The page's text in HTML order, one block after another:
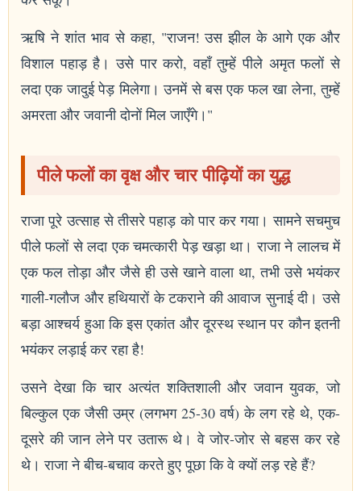
ऋषि ने शांत भाव से कहा, "राजन! उस झील के आगे एक और
विशाल पहाड़ है। उसे पार करो, वहाँ तुम्हें पीले अमृत फलों से
लदा एक जादुई पेड़ मिलेगा। उनमें से बस एक फल खा लेना, तुम्हें
अमरता और जवानी दोनों मिल जाएँगे।"
पीले फलों का वृक्ष और चार पीढ़ियों का युद्ध
राजा पूरे उत्साह से तीसरे पहाड़ को पार कर गया। सामने सचमुच
पीले फलों से लदा एक चमत्कारी पेड़ खड़ा था। राजा ने लालच में
एक फल तोड़ा और जैसे ही उसे खाने वाला था, तभी उसे भयंकर
गाली-गलौज और हथियारों के टकराने की आवाज सुनाई दी। उसे
बड़ा आश्चर्य हुआ कि इस एकांत और दूरस्थ स्थान पर कौन इतनी
भयंकर लड़ाई कर रहा है!
उसने देखा कि चार अत्यंत शक्तिशाली और जवान युवक, जो
बिल्कुल एक जैसी उम्र (लगभग 25-30 वर्ष) के लग रहे थे, एक-
दूसरे की जान लेने पर उतारू थे। वे जोर-जोर से बहस कर रहे
थे। राजा ने बीच-बचाव करते हुए पूछा कि वे क्यों लड़ रहे हैं?